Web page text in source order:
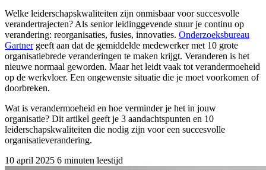
Welke leiderschapskwaliteiten zijn onmisbaar voor succesvolle
verandertrajecten? Als senior leidinggevende stuur je continu op
verandering: reorganisaties, fusies, innovaties. Onderzoeksbureau
Gartnergeeft aan dat de gemiddelde medewerker met 10 grote
organisatiebrede veranderingen te maken krijgt. Veranderen is het
nieuwe normaal geworden. Maar het leidt vaak tot verandermoeheid
op de werkvloer. Een ongewenste situatie die je moet voorkomen of
doorbreken.
Wat is verandermoeheid en hoe verminder je het in jouw
organisatie? Dit artikel geeft je 3 aandachtspunten en 10
leiderschapskwaliteiten die nodig zijn voor een succesvolle
organisatieverandering.
10 april 2025 6 minuten leestijd